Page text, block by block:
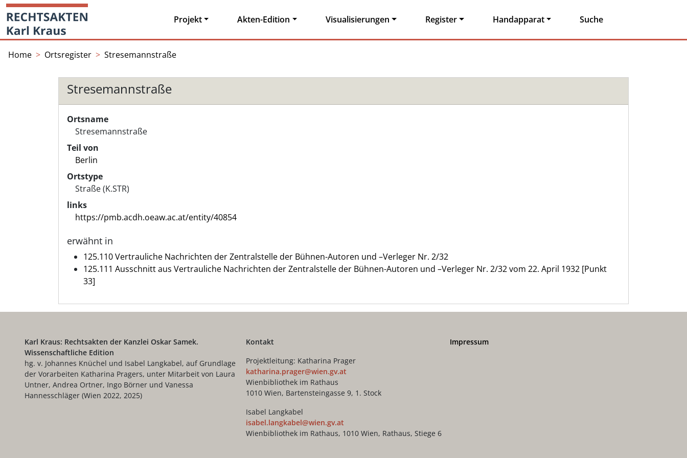
Skip
content
Startseite
Projekt Akten-Edition Visualisierungen Register Handapparat Suche
Home Ortsregister Stresemannstraße
Stresemannstraße
Ortsname
Stresemannstraße
Teil von
Berlin
Ortstype
Straße (K.STR)
links
https://pmb.acdh.oeaw.ac.at/entity/40854
erwähnt in
125.110 Vertrauliche Nachrichten der Zentralstelle der Bühnen-Autoren und –Verleger Nr. 2/32
125.111 Ausschnitt aus Vertrauliche Nachrichten der Zentralstelle der Bühnen-Autoren und –Verleger Nr. 2/32 vom 22. April 1932 [Punkt
33]
Karl Kraus: Rechtsakten der Kanzlei Oskar Samek.
Wissenschaftliche Edition
hg. v. Johannes Knüchel und Isabel Langkabel, auf Grundlage
der Vorarbeiten Katharina Pragers, unter Mitarbeit von Laura
Untner, Andrea Ortner, Ingo Börner und Vanessa
Hannesschläger (Wien 2022, 2025)
Kontakt
Projektleitung: Katharina Prager
katharina.prager@wien.gv.at
Wienbibliothek im Rathaus
1010 Wien, Bartensteingasse 9, 1. Stock
Isabel Langkabel
isabel.langkabel@wien.gv.at
Wienbibliothek im Rathaus, 1010 Wien, Rathaus, Stiege 6
Impressum